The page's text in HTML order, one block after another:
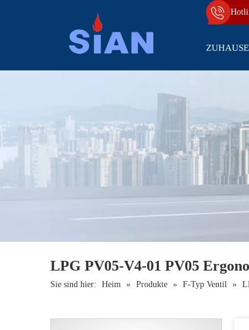
ZUHAUSE
LPG PV05-V4-01 PV05
Sie sind hier: Heim » Produkte » F-Typ Ventil »